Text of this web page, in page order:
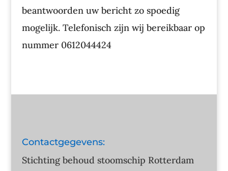
beantwoorden uw bericht zo spoedig
mogelijk. Telefonisch zijn wij bereikbaar op
nummer 0612044424
Contactgegevens:
Stichting behoud stoomschip Rotterdam